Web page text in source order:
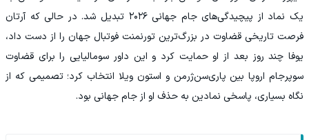
یک نماد از پیچیدگی‌های جام جهانی ۲۰۲۶ تبدیل شد. در حالی که آرتان
فرصت تاریخی قضاوت در بزرگ‌ترین تورنمنت فوتبال جهان را از دست داد،
یوفا چند روز بعد از او حمایت کرد و این داور سومالیایی را برای قضاوت
سوپرجام اروپا بین پاری‌سن‌ژرمن و استون ویلا انتخاب کرد؛ تصمیمی که از
نگاه بسیاری، پاسخی نمادین به حذف او از جام جهانی بود.